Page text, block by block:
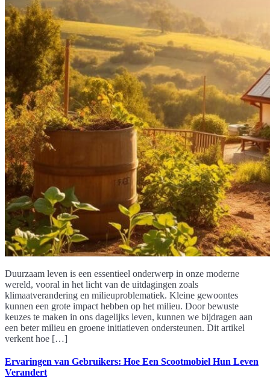
Duurzaam leven is een essentieel onderwerp in onze moderne
wereld, vooral in het licht van de uitdagingen zoals
klimaatverandering en milieuproblematiek. Kleine gewoontes
kunnen een grote impact hebben op het milieu. Door bewuste
keuzes te maken in ons dagelijks leven, kunnen we bijdragen aan
een beter milieu en groene initiatieven ondersteunen. Dit artikel
verkent hoe […]
Ervaringen van Gebruikers: Hoe Een Scootmobiel Hun Leven
Verandert